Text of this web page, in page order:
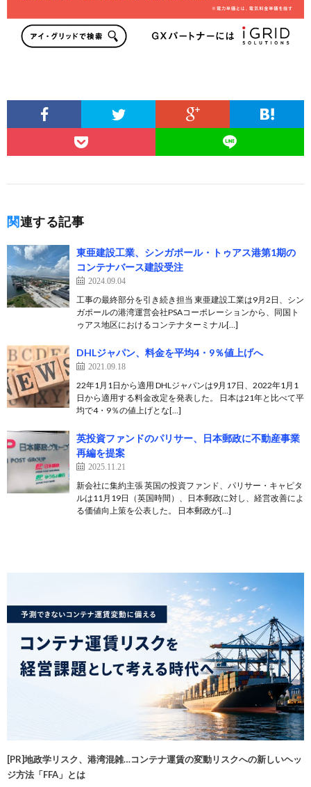
関連する記事
東亜建設工業、シンガポール・トゥアス港第1期の
コンテナバース建設受注
2024.09.04
工事の最終部分を引き続き担当 東亜建設工業は9月2日、シン
ガポールの港湾運営会社PSAコーポレーションから、同国ト
ゥアス地区におけるコンテナターミナル[…]
DHLジャパン、料金を平均4・9％値上げへ
2021.09.18
22年1月1日から適用 DHLジャパンは9月17日、2022年1月1
日から適用する料金改定を発表した。 日本は21年と比べて平
均で4・9％の値上げとな[…]
英投資ファンドのパリサー、日本郵政に不動産事業
再編を提案
2025.11.21
新会社に集約主張 英国の投資ファンド、パリサー・キャピタ
ルは11月19日（英国時間）、日本郵政に対し、経営改善によ
る価値向上策を公表した。 日本郵政が[…]
[PR]地政学リスク、港湾混雑…コンテナ運賃の変動リスクへの新しいヘッ
ジ方法「FFA」とは